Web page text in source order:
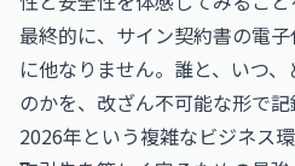
最終的に、サイン契約書の電子
に他なりません。誰と、いつ
のかを、改ざん不可能な形で記
2026年という複雑なビジネス